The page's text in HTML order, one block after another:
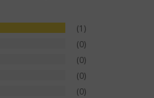
1
0
0
0
0